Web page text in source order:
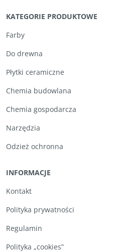
KATEGORIE PRODUKTOWE
Farby
Do drewna
Płytki ceramiczne
Chemia budowlana
Chemia gospodarcza
Narzędzia
Odzież ochronna
INFORMACJE
Kontakt
Polityka prywatności
Regulamin
Polityka „cookies”